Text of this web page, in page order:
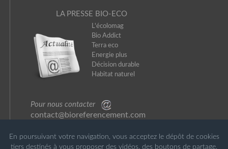
LA PRESSE BIO-ECO
L'écolomag
Bio Addict
Terra eco
Energie plus
Décision durable
Habitat naturel
Pour nous contacter
contact@bioreferencement.com
En poursuivant votre navigation, vous acceptez le dépôt de cookies
tiers destinés à vous proposer des vidéos, des boutons de partage,